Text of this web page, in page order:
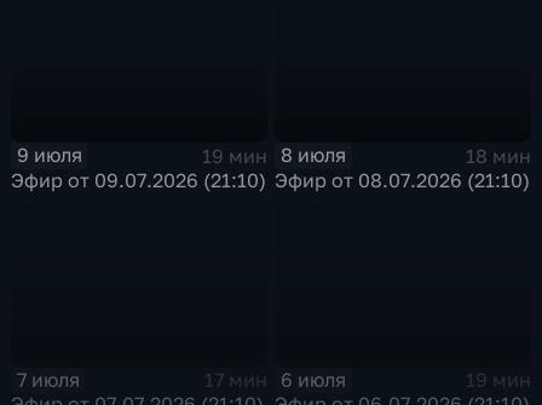
9 июля
19 мин
Эфир от 09.07.2026 (21:10)
8 июля
18 мин
Эфир от 08.07.2026 (21:10)
7 июля
17 мин
6 июля
19 мин